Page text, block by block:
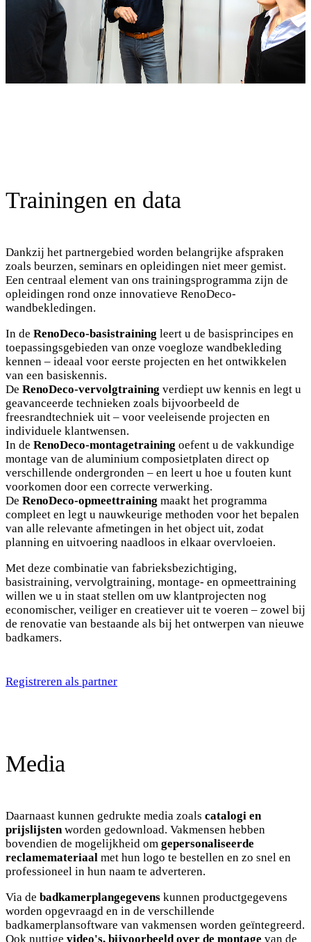
Trainingen en data
Dankzij het partnergebied worden belangrijke afspraken
zoals beurzen, seminars en opleidingen niet meer gemist.
Een centraal element van ons trainingsprogramma zijn de
opleidingen rond onze innovatieve RenoDeco-
wandbekledingen.
In de RenoDeco-basistraining leert u de basisprincipes en
toepassingsgebieden van onze voegloze wandbekleding
kennen – ideaal voor eerste projecten en het ontwikkelen
van een basiskennis.
De RenoDeco-vervolgtraining verdiept uw kennis en legt u
geavanceerde technieken zoals bijvoorbeeld de
freesrandtechniek uit – voor veeleisende projecten en
individuele klantwensen.
In de RenoDeco-montagetraining oefent u de vakkundige
montage van de aluminium composietplaten direct op
verschillende ondergronden – en leert u hoe u fouten kunt
voorkomen door een correcte verwerking.
De RenoDeco-opmeettraining maakt het programma
compleet en legt u nauwkeurige methoden voor het bepalen
van alle relevante afmetingen in het object uit, zodat
planning en uitvoering naadloos in elkaar overvloeien.
Met deze combinatie van fabrieksbezichtiging,
basistraining, vervolgtraining, montage- en opmeettraining
willen we u in staat stellen om uw klantprojecten nog
economischer, veiliger en creatiever uit te voeren – zowel bij
de renovatie van bestaande als bij het ontwerpen van nieuwe
badkamers.
Registreren als partner
Media
Daarnaast kunnen gedrukte media zoals catalogi en
prijslijstenworden gedownload. Vakmensen hebben
bovendien de mogelijkheid om gepersonaliseerde
reclamemateriaal met hun logo te bestellen en zo snel en
professioneel in hun naam te adverteren.
Via de badkamerplangegevens kunnen productgegevens
worden opgevraagd en in de verschillende
badkamerplansoftware van vakmensen worden geïntegreerd.
Ook nuttige video's, bijvoorbeeld over de montage van de